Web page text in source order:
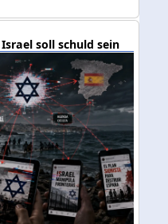
soll schuld sein